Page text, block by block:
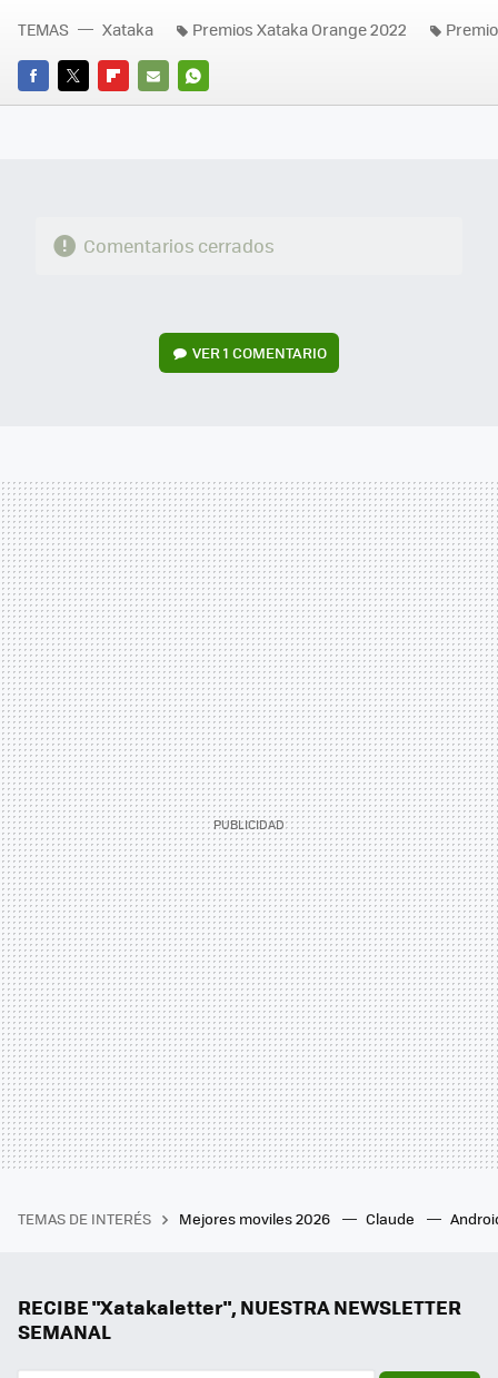
FACEBOOK
TWITTERFLIPBOARD
E-
WHATSAPP
TEMAS Xataka Premios Xataka Orange 2022
Comentarios cerrados
VER1 COMENTARIO
TEMAS DE INTERÉS Mejores moviles 2026 Claude
RECIBE "Xatakaletter", NUESTRA NEWSLETTER
SEMANAL